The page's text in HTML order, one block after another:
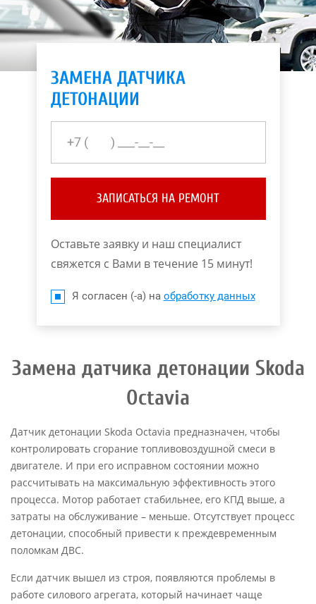
ЗАМЕНА ДАТЧИКА
ДЕТОНАЦИИ
ЗАПИСАТЬСЯ НА РЕМОНТ
Оставьте заявку и наш специалист
свяжется с Вами в течение 15 минут!
Я согласен (-а) на обработку данных
Замена датчика детонации Skoda
Octavia
Датчик детонации Skoda Octavia предназначен, чтобы
контролировать сгорание топливовоздушной смеси в
двигателе. И при его исправном состоянии можно
рассчитывать на максимальную эффективность этого
процесса. Мотор работает стабильнее, его КПД выше, а
затраты на обслуживание – меньше. Отсутствует процесс
детонации, способный привести к преждевременным
поломкам ДВС.
Если датчик вышел из строя, появляются проблемы в
работе силового агрегата, который начинает чаще